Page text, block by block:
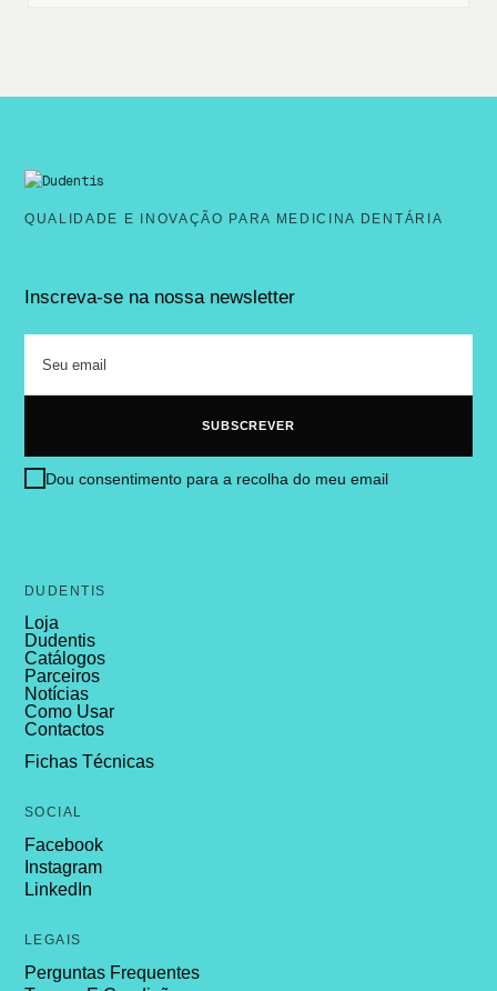
QUALIDADE E INOVAÇÃO PARA MEDICINA DENTÁRIA
Inscreva-se na nossa newsletter
Dou consentimento para a recolha do meu email
DUDENTIS
Loja
Dudentis
Catálogos
Parceiros
Notícias
Como Usar
Contactos
Fichas Técnicas
SOCIAL
Facebook
Instagram
LinkedIn
LEGAIS
Perguntas Frequentes